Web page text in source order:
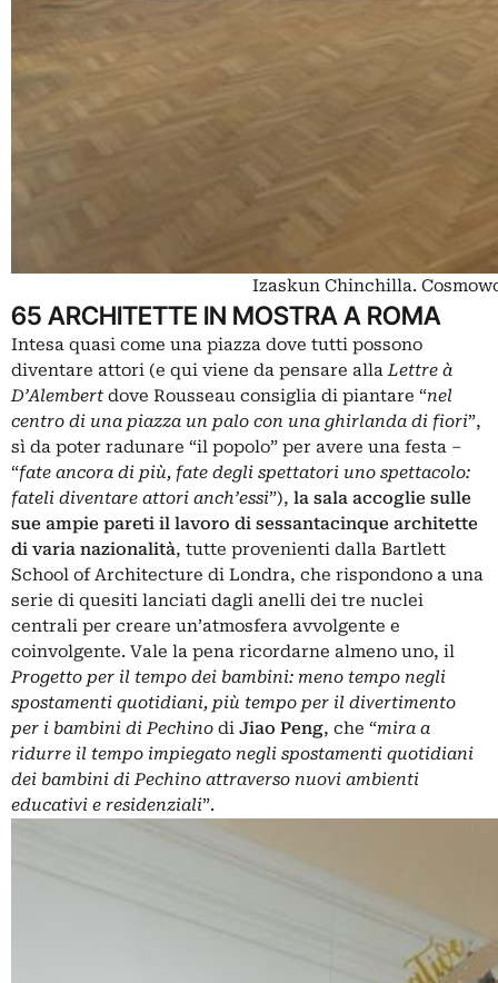
Izaskun Chinchilla.
65 ARCHITETTE IN MOSTRA A ROMA
Intesa quasi come una piazza dove tutti possono
diventare attori (e qui viene da pensare allaLettre à
D’Alembert dove Rousseau consiglia di piantare “nel
centro di una piazza un palo con una ghirlanda di fiori”,
sì da poter radunare “il popolo” per avere una festa –
“fate ancora di più, fate degli spettatori uno spettacolo:
fateli diventare attori anch’essi”), la sala accoglie sulle
sue ampie pareti il lavoro di sessantacinque architette
di varia nazionalità, tutte provenienti dalla Bartlett
School of Architecture di Londra, che rispondono a una
serie di quesiti lanciati dagli anelli dei tre nuclei
centrali per creare un’atmosfera avvolgente e
coinvolgente. Vale la pena ricordarne almeno uno, il
Progetto per il tempo dei bambini: meno tempo negli
spostamenti quotidiani, più tempo per il divertimento
per i bambini di Pechino di Jiao Peng, che “mira a
ridurre il tempo impiegato negli spostamenti quotidiani
dei bambini di Pechino attraverso nuovi ambienti
educativi e residenziali”.